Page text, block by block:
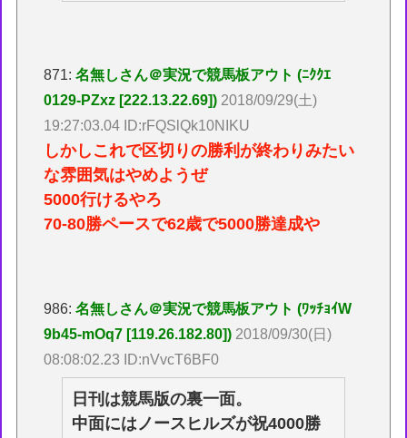
871:名無しさん＠実況で競馬板アウト (ﾆｸｸｴ
0129-PZxz [222.13.22.69]) 2018/09/29(土)
19:27:03.04 ID:rFQSlQk10NIKU
しかしこれで区切りの勝利が終わりみたい
な雰囲気はやめようぜ
5000行けるやろ
70-80勝ペースで62歳で5000勝達成や
986:名無しさん＠実況で競馬板アウト (ﾜｯﾁｮｲW
9b45-mOq7 [119.26.182.80]) 2018/09/30(日)
08:08:02.23 ID:nVvcT6BF0
日刊は競馬版の裏一面。
中面にはノースヒルズが祝4000勝